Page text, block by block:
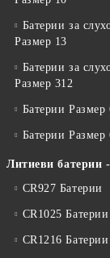
Батерии за
Размер 13
Батерии за
Размер 312
Батерии Размер
Батерии Размер
Литиеви батерии
CR927 Батерии
CR1025 Батерии
CR1216 Батерии